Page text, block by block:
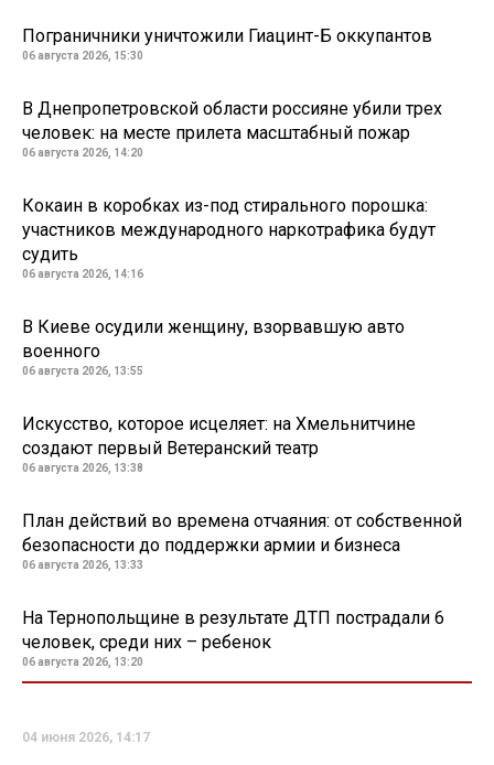
Пограничники уничтожили Гиацинт-Б оккупантов
06 августа 2026, 15:30
В Днепропетровской области россияне убили трех
человек: на месте прилета масштабный пожар
06 августа 2026, 14:20
Кокаин в коробках из-под стирального порошка:
участников международного наркотрафика будут
судить
06 августа 2026, 14:16
В Киеве осудили женщину, взорвавшую авто
военного
06 августа 2026, 13:55
Искусство, которое исцеляет: на Хмельнитчине
создают первый Ветеранский театр
06 августа 2026, 13:38
План действий во времена отчаяния: от собственной
безопасности до поддержки армии и бизнеса
06 августа 2026, 13:33
На Тернопольщине в результате ДТП пострадали 6
человек, среди них – ребенок
06 августа 2026, 13:20
04 июня 2026, 14:17